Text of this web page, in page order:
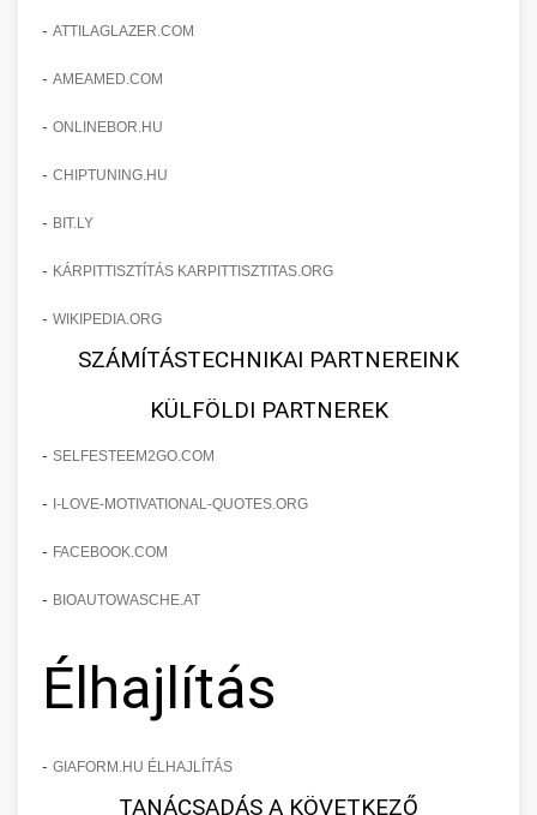
- ATTILAGLAZER.COM
- AMEAMED.COM
- ONLINEBOR.HU
- CHIPTUNING.HU
- BIT.LY
- KÁRPITTISZTÍTÁS KARPITTISZTITAS.ORG
- WIKIPEDIA.ORG
SZÁMÍTÁSTECHNIKAI PARTNEREINK
KÜLFÖLDI PARTNEREK
- SELFESTEEM2GO.COM
- I-LOVE-MOTIVATIONAL-QUOTES.ORG
- FACEBOOK.COM
- BIOAUTOWASCHE.AT
Élhajlítás
- GIAFORM.HU ÉLHAJLÍTÁS
TANÁCSADÁS A KÖVETKEZŐ